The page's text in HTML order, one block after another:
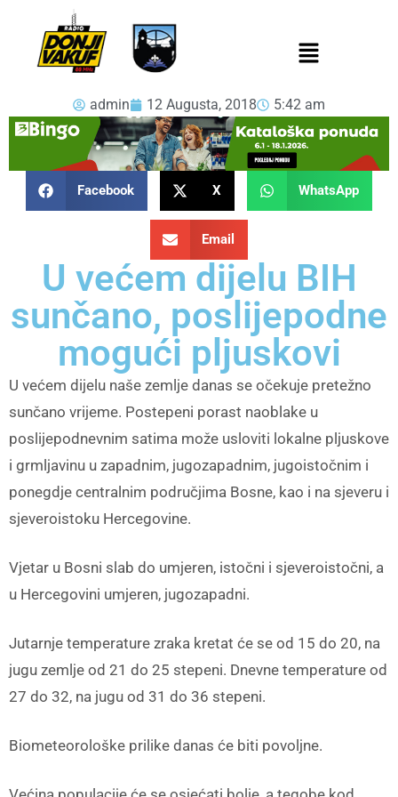
admin 12 Augusta, 2018 5:42 am
Facebook X WhatsApp
Email
U većem dijelu BIH
sunčano, poslijepodne
mogući pljuskovi
U većem dijelu naše zemlje danas se očekuje pretežno
sunčano vrijeme. Postepeni porast naoblake u
poslijepodnevnim satima može usloviti lokalne pljuskove
i grmljavinu u zapadnim, jugozapadnim, jugoistočnim i
ponegdje centralnim područjima Bosne, kao i na sjeveru i
sjeveroistoku Hercegovine.
Vjetar u Bosni slab do umjeren, istočni i sjeveroistočni, a
u Hercegovini umjeren, jugozapadni.
Jutarnje temperature zraka kretat će se od 15 do 20, na
jugu zemlje od 21 do 25 stepeni. Dnevne temperature od
27 do 32, na jugu od 31 do 36 stepeni.
Biometeorološke prilike danas će biti povoljne.